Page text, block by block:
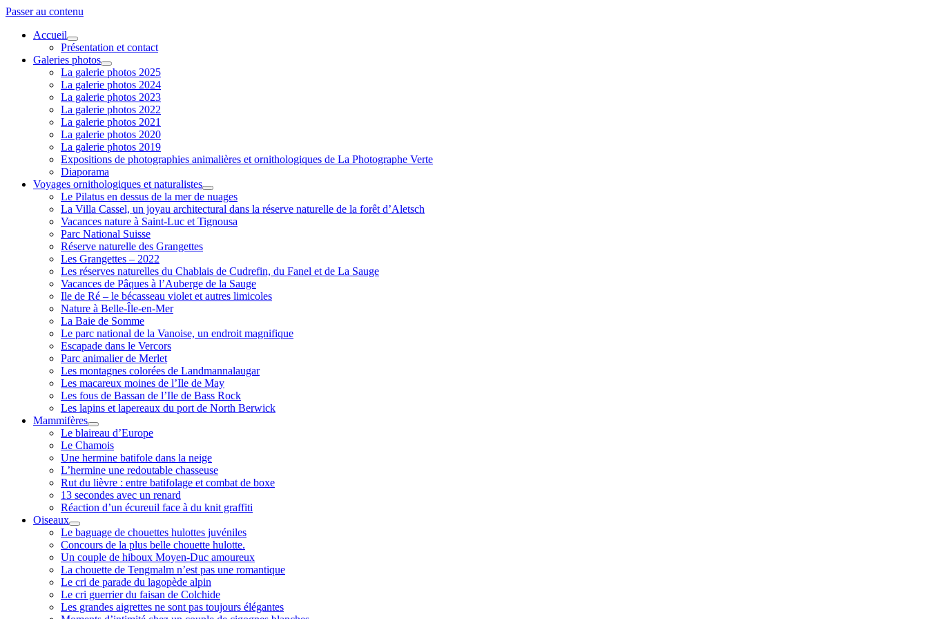
Passer au contenu
Accueil
ouvrir
menu
Présentation et contact
Galeries photos
ouvrir
menu
La galerie photos 2025
La galerie photos 2024
La galerie photos 2023
La galerie photos 2022
La galerie photos 2021
La galerie photos 2020
La galerie photos 2019
Expositions de photographies animalières et ornithologiques de La Photographe Verte
Diaporama
Voyages ornithologiques et naturalistes
ouvrir
menu
Le Pilatus en dessus de la mer de nuages
La Villa Cassel, un joyau architectural dans la réserve naturelle de la forêt d’Aletsch
Vacances nature à Saint-Luc et Tignousa
Parc National Suisse
Réserve naturelle des Grangettes
Les Grangettes – 2022
Les réserves naturelles du Chablais de Cudrefin, du Fanel et de La Sauge
Vacances de Pâques à l’Auberge de la Sauge
Ile de Ré – le bécasseau violet et autres limicoles
Nature à Belle-Île-en-Mer
La Baie de Somme
Le parc national de la Vanoise, un endroit magnifique
Escapade dans le Vercors
Parc animalier de Merlet
Les montagnes colorées de Landmannalaugar
Les macareux moines de l’Ile de May
Les fous de Bassan de l’Ile de Bass Rock
Les lapins et lapereaux du port de North Berwick
Mammifères
ouvrir
menu
Le blaireau d’Europe
Le Chamois
Une hermine batifole dans la neige
L’hermine une redoutable chasseuse
Rut du lièvre : entre batifolage et combat de boxe
13 secondes avec un renard
Réaction d’un écureuil face à du knit graffiti
Oiseaux
ouvrir
menu
Le baguage de chouettes hulottes juvéniles
Concours de la plus belle chouette hulotte.
Un couple de hiboux Moyen-Duc amoureux
La chouette de Tengmalm n’est pas une romantique
Le cri de parade du lagopède alpin
Le cri guerrier du faisan de Colchide
Les grandes aigrettes ne sont pas toujours élégantes